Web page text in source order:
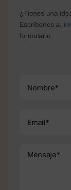
¿Tienes una
Escríbenos a:
formulario.